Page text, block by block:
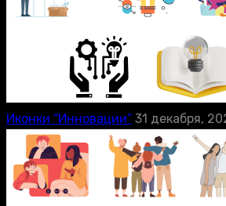
Иконки “Инновации” 31 декабря,